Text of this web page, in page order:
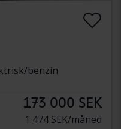
benzin
173 000 SEK
1 474 SEK/måned